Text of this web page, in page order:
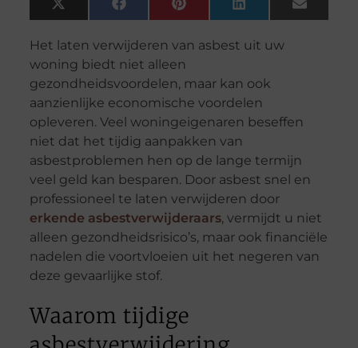
X
(Twitter)
FacebookPinterest LinkedIn Email
Het laten verwijderen van asbest uit uw
woning biedt niet alleen
gezondheidsvoordelen, maar kan ook
aanzienlijke economische voordelen
opleveren. Veel woningeigenaren beseffen
niet dat het tijdig aanpakken van
asbestproblemen hen op de lange termijn
veel geld kan besparen. Door asbest snel en
professioneel te laten verwijderen door
erkende asbestverwijderaars, vermijdt u niet
alleen gezondheidsrisico’s, maar ook financiële
nadelen die voortvloeien uit het negeren van
deze gevaarlijke stof.
Waarom tijdige